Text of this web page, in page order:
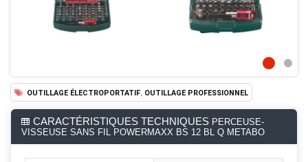
OUTILLAGE ÉLECTROPORTATIF, OUTILLAGE PROFESSIONNEL
CARACTÉRISTIQUES TECHNIQUES PERCEUSE-
VISSEUSE SANS FIL POWERMAXX BS 12 BL Q METABO